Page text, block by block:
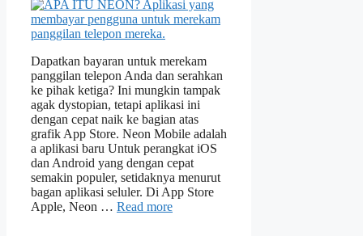
Dapatkan bayaran untuk merekam
panggilan telepon Anda dan serahkan
ke pihak ketiga? Ini mungkin tampak
agak dystopian, tetapi aplikasi ini
dengan cepat naik ke bagian atas
grafik App Store. Neon Mobile adalah
a aplikasi baru Untuk perangkat iOS
dan Android yang dengan cepat
semakin populer, setidaknya menurut
bagan aplikasi seluler. Di App Store
Apple, Neon … Read more